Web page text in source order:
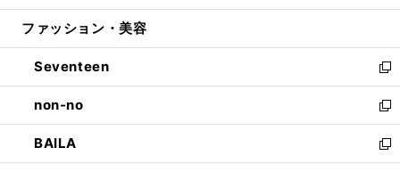
開
ウ
開
く
ン
ウ
で
開
く
ウ
ン
ド
ウ
で
開
く
ファッション・美容
Seventeen
新
し
い
ウ
ィ
ン
non-no
新
し
い
ウ
BAILA
新
し